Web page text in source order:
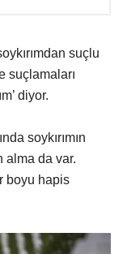
suçlu
suçlamaları
diyor.
soykırımın
alma da var.
boyu hapis